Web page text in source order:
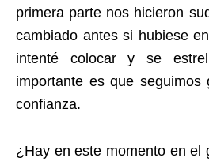
primera parte nos hicieron
cambiado antes si hubiese
intenté colocar y se
importante es que seguimos
confianza.
¿Hay en este momento en el